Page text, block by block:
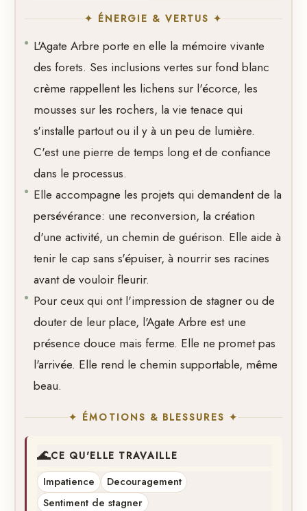
✦ ÉNERGIE & VERTUS ✦
L'Agate Arbre porte en elle la mémoire vivante
des forets. Ses inclusions vertes sur fond blanc
crème rappellent les lichens sur l'écorce, les
mousses sur les rochers, la vie tenace qui
s'installe partout ou il y à un peu de lumière.
C'est une pierre de temps long et de confiance
dans le processus.
Elle accompagne les projets qui demandent de la
persévérance: une reconversion, la création
d'une activité, un chemin de guérison. Elle aide à
tenir le cap sans s'épuiser, à nourrir ses racines
avant de vouloir fleurir.
Pour ceux qui ont l'impression de stagner ou de
douter de leur place, l'Agate Arbre est une
présence douce mais ferme. Elle ne promet pas
l'arrivée. Elle rend le chemin supportable, même
beau.
✦ ÉMOTIONS & BLESSURES ✦
🌊CE QU'ELLE TRAVAILLE
Impatience
Decouragement
Sentiment de stagner